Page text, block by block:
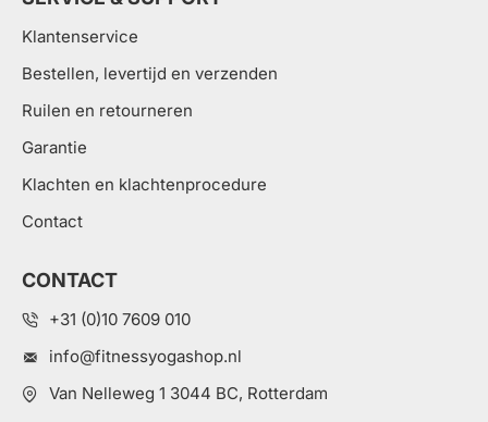
Klantenservice
Bestellen, levertijd en verzenden
Ruilen en retourneren
Garantie
Klachten en klachtenprocedure
Contact
CONTACT
+31 (0)10 7609 010
info@fitnessyogashop.nl
Van Nelleweg 1 3044 BC, Rotterdam